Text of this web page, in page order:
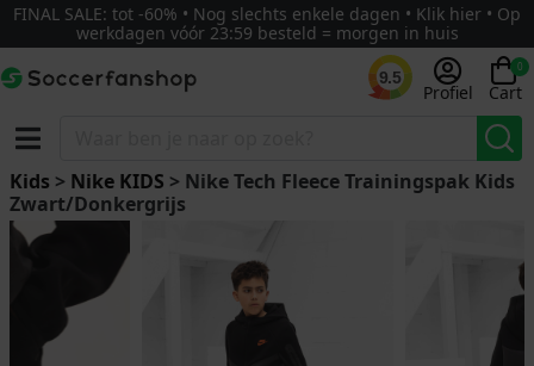
FINAL SALE: tot -60% • Nog slechts enkele dagen • Klik hier • Op
werkdagen vóór 23:59 besteld = morgen in huis
9.5
Profiel
0
Cart
Kids > Nike KIDS > Nike Tech Fleece Trainingspak Kids
Zwart/Donkergrijs